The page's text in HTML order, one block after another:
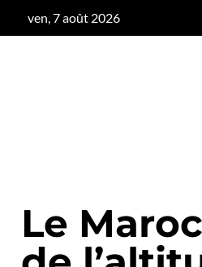
ven, 7 août 2026
Le